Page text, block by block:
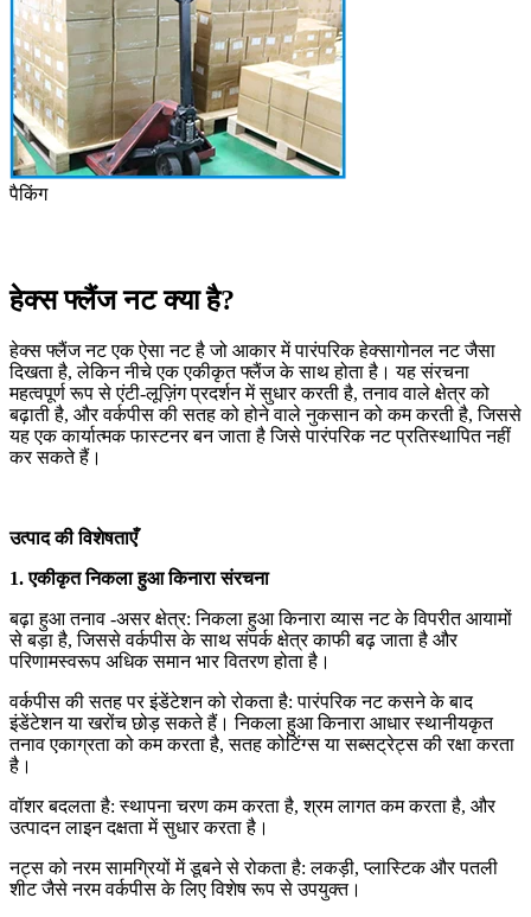
पैकिंग
हेक्स फ्लैंज नट क्या है?
हेक्स फ्लैंज नट एक ऐसा नट है जो आकार में पारंपरिक हेक्सागोनल नट जैसा
दिखता है, लेकिन नीचे एक एकीकृत फ्लैंज के साथ होता है। यह संरचना
महत्वपूर्ण रूप से एंटी-लूज़िंग प्रदर्शन में सुधार करती है, तनाव वाले क्षेत्र को
बढ़ाती है, और वर्कपीस की सतह को होने वाले नुकसान को कम करती है, जिससे
यह एक कार्यात्मक फास्टनर बन जाता है जिसे पारंपरिक नट प्रतिस्थापित नहीं
कर सकते हैं।
उत्पाद की विशेषताएँ
1. एकीकृत निकला हुआ किनारा संरचना
बढ़ा हुआ तनाव -असर क्षेत्र: निकला हुआ किनारा व्यास नट के विपरीत आयामों
से बड़ा है, जिससे वर्कपीस के साथ संपर्क क्षेत्र काफी बढ़ जाता है और
परिणामस्वरूप अधिक समान भार वितरण होता है।
वर्कपीस की सतह पर इंडेंटेशन को रोकता है: पारंपरिक नट कसने के बाद
इंडेंटेशन या खरोंच छोड़ सकते हैं। निकला हुआ किनारा आधार स्थानीयकृत
तनाव एकाग्रता को कम करता है, सतह कोटिंग्स या सब्सट्रेट्स की रक्षा करता
है।
वॉशर बदलता है: स्थापना चरण कम करता है, श्रम लागत कम करता है, और
उत्पादन लाइन दक्षता में सुधार करता है।
नट्स को नरम सामग्रियों में डूबने से रोकता है: लकड़ी, प्लास्टिक और पतली
शीट जैसे नरम वर्कपीस के लिए विशेष रूप से उपयुक्त।